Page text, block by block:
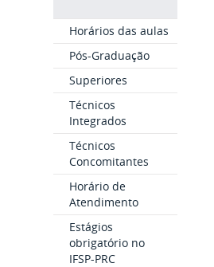
Horários das aulas
Pós-Graduação
Superiores
Técnicos
Integrados
Técnicos
Concomitantes
Horário de
Atendimento
Estágios
obrigatório no
IFSP-PRC